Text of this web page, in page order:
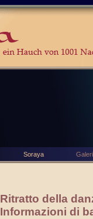
Ritratto della
Informazioni di
Soraya